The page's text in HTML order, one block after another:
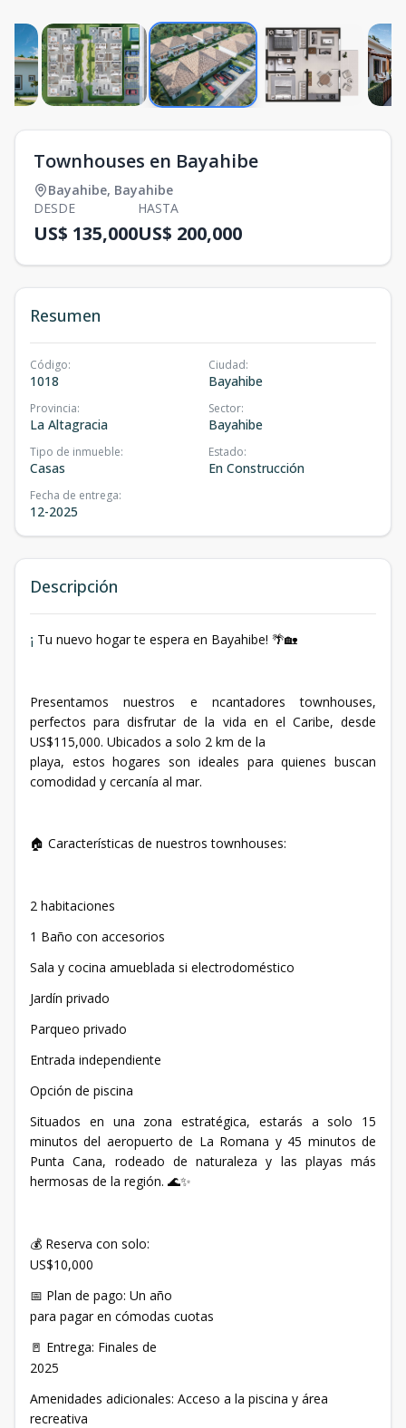
Townhouses en Bayahibe
Bayahibe, Bayahibe
DESDE
US$ 135,000
HASTA
US$ 200,000
Resumen
Código:
1018
Ciudad:
Bayahibe
Provincia:
La Altagracia
Sector:
Bayahibe
Tipo de inmueble:
Casas
Estado:
En Construcción
Fecha de entrega:
12-2025
Descripción
¡ Tu nuevo hogar te espera en Bayahibe! 🌴🏡
Presentamos nuestros e ncantadores townhouses,
perfectos para disfrutar de la vida en el Caribe, desde
US$115,000. Ubicados a solo 2 km de la
playa, estos hogares son ideales para quienes buscan
comodidad y cercanía al mar.
🏠 Características de nuestros townhouses:
2 habitaciones
1 Baño con accesorios
Sala y cocina amueblada si electrodoméstico
Jardín privado
Parqueo privado
Entrada independiente
Opción de piscina
Situados en una zona estratégica, estarás a solo 15
minutos del aeropuerto de La Romana y 45 minutos de
Punta Cana, rodeado de naturaleza y las playas más
hermosas de la región. 🌊✨
💰 Reserva con solo:
US$10,000
📅 Plan de pago: Un año
para pagar en cómodas cuotas
🚪 Entrega: Finales de
2025
Amenidades adicionales: Acceso a la piscina y área
recreativa